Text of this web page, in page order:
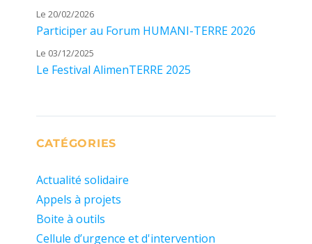
Le 20/02/2026
Participer au Forum HUMANI-TERRE 2026
Le 03/12/2025
Le Festival AlimenTERRE 2025
CATÉGORIES
Actualité solidaire
Appels à projets
Boite à outils
Cellule d’urgence et d'intervention